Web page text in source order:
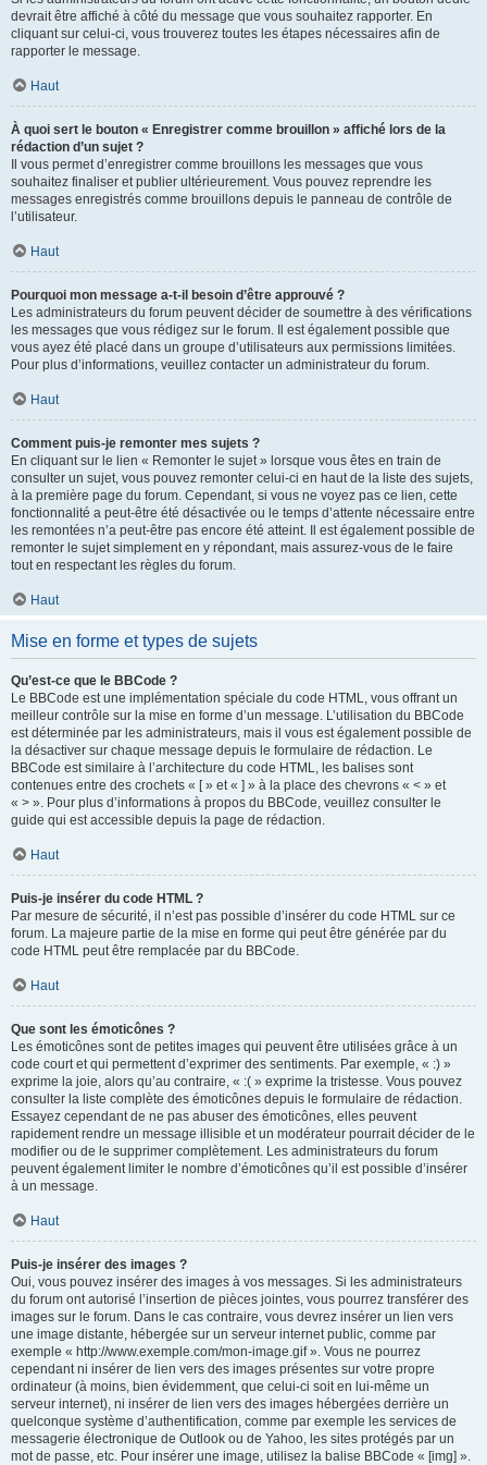
devrait être affiché à côté du message que vous souhaitez rapporter. En
cliquant sur celui-ci, vous trouverez toutes les étapes nécessaires afin de
rapporter le message.
Haut
À quoi sert le bouton « Enregistrer comme brouillon » affiché lors de la
rédaction d’un sujet ?
Il vous permet d’enregistrer comme brouillons les messages que vous
souhaitez finaliser et publier ultérieurement. Vous pouvez reprendre les
messages enregistrés comme brouillons depuis le panneau de contrôle de
l’utilisateur.
Haut
Pourquoi mon message a-t-il besoin d’être approuvé ?
Les administrateurs du forum peuvent décider de soumettre à des vérifications
les messages que vous rédigez sur le forum. Il est également possible que
vous ayez été placé dans un groupe d’utilisateurs aux permissions limitées.
Pour plus d’informations, veuillez contacter un administrateur du forum.
Haut
Comment puis-je remonter mes sujets ?
En cliquant sur le lien « Remonter le sujet » lorsque vous êtes en train de
consulter un sujet, vous pouvez remonter celui-ci en haut de la liste des sujets,
à la première page du forum. Cependant, si vous ne voyez pas ce lien, cette
fonctionnalité a peut-être été désactivée ou le temps d’attente nécessaire entre
les remontées n’a peut-être pas encore été atteint. Il est également possible de
remonter le sujet simplement en y répondant, mais assurez-vous de le faire
tout en respectant les règles du forum.
Haut
Mise en forme et types de sujets
Qu’est-ce que le BBCode ?
Le BBCode est une implémentation spéciale du code HTML, vous offrant un
meilleur contrôle sur la mise en forme d’un message. L’utilisation du BBCode
est déterminée par les administrateurs, mais il vous est également possible de
la désactiver sur chaque message depuis le formulaire de rédaction. Le
BBCode est similaire à l’architecture du code HTML, les balises sont
contenues entre des crochets « [ » et « ] » à la place des chevrons « < » et
« > ». Pour plus d’informations à propos du BBCode, veuillez consulter le
guide qui est accessible depuis la page de rédaction.
Haut
Puis-je insérer du code HTML ?
Par mesure de sécurité, il n’est pas possible d’insérer du code HTML sur ce
forum. La majeure partie de la mise en forme qui peut être générée par du
code HTML peut être remplacée par du BBCode.
Haut
Que sont les émoticônes ?
Les émoticônes sont de petites images qui peuvent être utilisées grâce à un
code court et qui permettent d’exprimer des sentiments. Par exemple, « :) »
exprime la joie, alors qu’au contraire, « :( » exprime la tristesse. Vous pouvez
consulter la liste complète des émoticônes depuis le formulaire de rédaction.
Essayez cependant de ne pas abuser des émoticônes, elles peuvent
rapidement rendre un message illisible et un modérateur pourrait décider de le
modifier ou de le supprimer complètement. Les administrateurs du forum
peuvent également limiter le nombre d’émoticônes qu’il est possible d’insérer
à un message.
Haut
Puis-je insérer des images ?
Oui, vous pouvez insérer des images à vos messages. Si les administrateurs
du forum ont autorisé l’insertion de pièces jointes, vous pourrez transférer des
images sur le forum. Dans le cas contraire, vous devrez insérer un lien vers
une image distante, hébergée sur un serveur internet public, comme par
exemple « http://www.exemple.com/mon-image.gif ». Vous ne pourrez
cependant ni insérer de lien vers des images présentes sur votre propre
ordinateur (à moins, bien évidemment, que celui-ci soit en lui-même un
serveur internet), ni insérer de lien vers des images hébergées derrière un
quelconque système d’authentification, comme par exemple les services de
messagerie électronique de Outlook ou de Yahoo, les sites protégés par un
mot de passe, etc. Pour insérer une image, utilisez la balise BBCode « [img] ».